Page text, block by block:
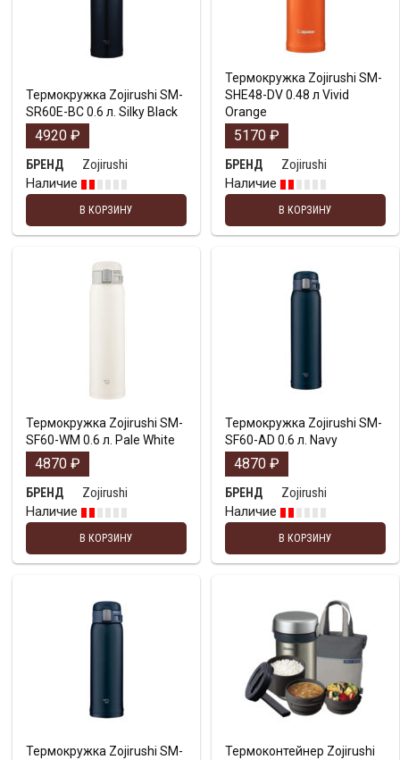
Термокружка Zojirushi SM-
SR60E-BC 0.6 л. Silky Black
4920 ₽
БРЕНД
Zojirushi
Наличие
В КОРЗИНУ
Термокружка Zojirushi SM-
SHE48-DV 0.48 л Vivid
Orange
5170 ₽
БРЕНД
Zojirushi
Наличие
В КОРЗИНУ
Термокружка Zojirushi SM-
SF60-WM 0.6 л. Pale White
4870 ₽
БРЕНД
Zojirushi
Наличие
В КОРЗИНУ
Термокружка Zojirushi SM-
SF60-AD 0.6 л. Navy
4870 ₽
БРЕНД
Zojirushi
Наличие
В КОРЗИНУ
Термокружка Zojirushi SM-
Термоконтейнер Zojirushi